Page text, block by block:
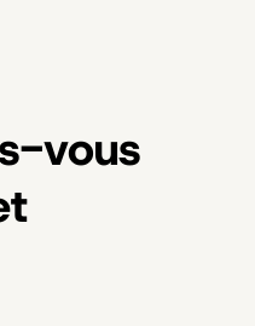
vous